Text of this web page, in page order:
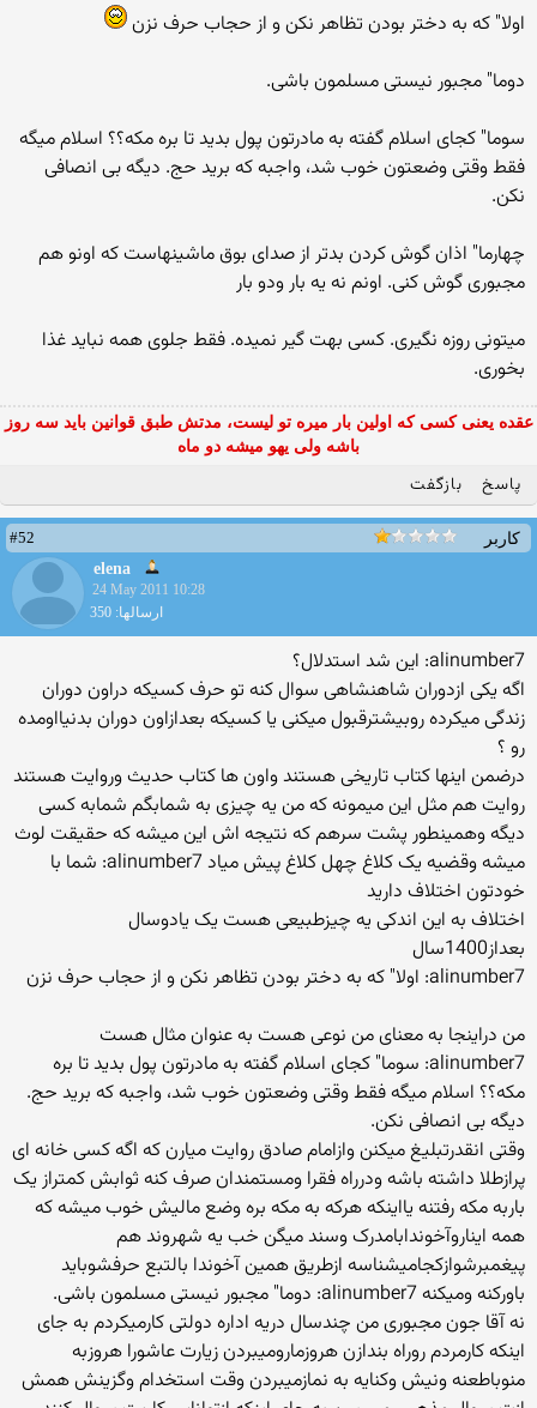
اولا" كه به دختر بودن تظاهر نكن و از حجاب حرف نزن
دوما" مجبور نیستی مسلمون باشی.
سوما" كجای اسلام گفته به مادرتون پول بدید تا بره مكه؟؟ اسلام میگه
فقط وقتی وضعتون خوب شد، واجبه كه برید حج. دیگه بی انصافی
نكن.
چهارما" اذان گوش كردن بدتر از صدای بوق ماشینهاست كه اونو هم
مجبوری گوش كنی. اونم نه یه بار ودو بار
میتونی روزه نگیری. كسی بهت گیر نمیده. فقط جلوی همه نباید غذا
بخوری.
عقده یعنی کسی که اولین بار میره تو لیست، مدتش طبق قوانین باید سه روز
باشه ولی یهو میشه دو ماه
پاسخ بازگفت
کاربر
#52
elena
24 May 2011 10:28
ارسالها: 350
alinumber7: این شد استدلال؟
اگه یکی ازدوران شاهنشاهی سوال کنه تو حرف کسیکه دراون دوران
زندگی میکرده روبیشترقبول میکنی یا کسیکه بعدازاون دوران بدنیااومده
رو ؟
درضمن اینها کتاب تاریخی هستند واون ها کتاب حدیث وروایت هستند
روایت هم مثل این میمونه که من یه چیزی به شمابگم شمابه کسی
دیگه وهمینطور پشت سرهم که نتیجه اش این میشه که حقیقت لوث
میشه وقضیه یک کلاغ چهل کلاغ پیش میاد alinumber7: شما با
خودتون اختلاف دارید
اختلاف به این اندکی یه چیزطبیعی هست یک یادوسال
بعداز1400سال
alinumber7: اولا" كه به دختر بودن تظاهر نكن و از حجاب حرف نزن
من دراینجا به معنای من نوعی هست به عنوان مثال هست
alinumber7: سوما" كجای اسلام گفته به مادرتون پول بدید تا بره
مكه؟؟ اسلام میگه فقط وقتی وضعتون خوب شد، واجبه كه برید حج.
دیگه بی انصافی نكن.
وقتی انقدرتبلیغ میکنن وازامام صادق روایت میارن که اگه کسی خانه ای
پرازطلا داشته باشه ودرراه فقرا ومستمندان صرف کنه ثوابش کمتراز یک
باربه مکه رفتنه یااینکه هرکه به مکه بره وضع مالیش خوب میشه که
همه ایناروآخوندابامدرک وسند میگن خب یه شهروند هم
پیغمبرشوازکجامیشناسه ازطریق همین آخوندا بالتبع حرفشوباید
باورکنه ومیکنه alinumber7: دوما" مجبور نیستی مسلمون باشی.
نه آقا جون مجبوری من چندسال دریه اداره دولتی کارمیکردم به جای
اینکه کارمردم روراه بندازن هروزمارومیبردن زیارت عاشورا هروزبه
منوباطعنه ونیش وکنایه به نمازمیبردن وقت استخدام وگزینش همش